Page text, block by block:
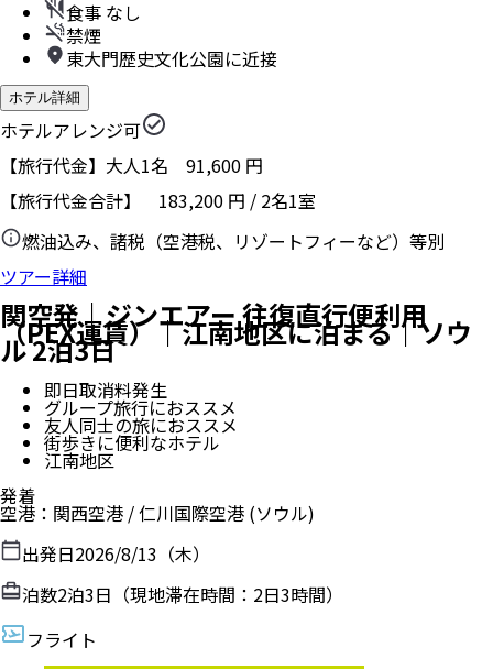
食事 なし
禁煙
東大門歴史文化公園に近接
ホテル詳細
ホテルアレンジ可
【旅行代金】大人1名 91,600 円
【旅行代金合計】 183,200 円 / 2名1室
燃油込み、諸税（空港税、リゾートフィーなど）等別
ツアー詳細
関空発｜ジンエアー 往復直行便利用
（PEX運賃）｜江南地区に泊まる｜ソウ
ル 2泊3日
即日取消料発生
グループ旅行におススメ
友人同士の旅におススメ
街歩きに便利なホテル
江南地区
発着
空港 ： 関西空港 /仁川国際空港 (ソウル)
出発日2026/8/13（木）
泊数2泊3日（現地滞在時間： 2日3時間）
フライト